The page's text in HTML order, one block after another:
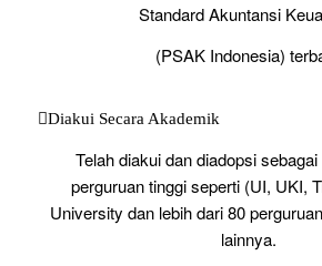
Standard Akuntansi
(PSAK Indonesia)
Diakui Secara Akademik
Telah diakui dan diadopsi
perguruan tinggi seperti (UI, UKI,
University dan lebih dari 80
lainnya.